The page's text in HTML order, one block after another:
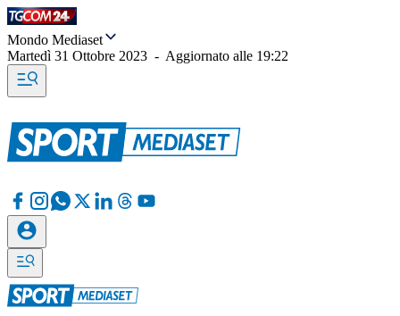
Mondo Mediaset
Martedì 31 Ottobre 2023 - Aggiornato alle 19:22